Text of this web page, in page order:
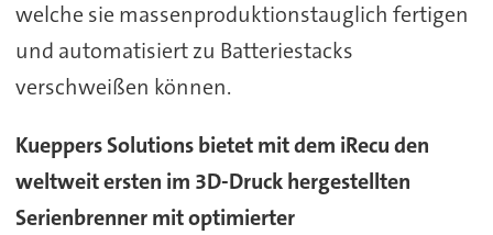
welche sie massenproduktionstauglich fertigen
und automatisiert zu Batteriestacks
verschweißen können.
Kueppers Solutions bietet mit dem iRecu den
weltweit ersten im 3D-Druck hergestellten
Serienbrenner mit optimierter